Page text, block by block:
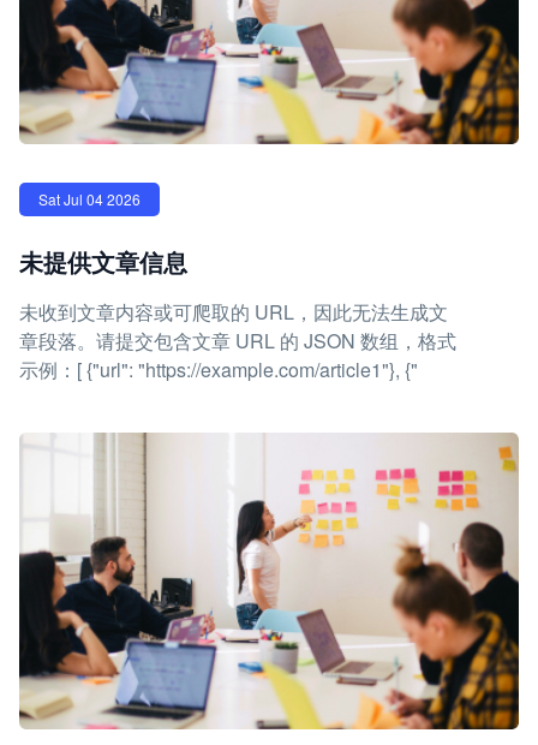
Sat Jul 04 2026
未提供文章信息
未收到文章内容或可爬取的 URL，因此无法生成文
章段落。请提交包含文章 URL 的 JSON 数组，格式
示例：[ {"url": "https://example.com/article1"}, {"